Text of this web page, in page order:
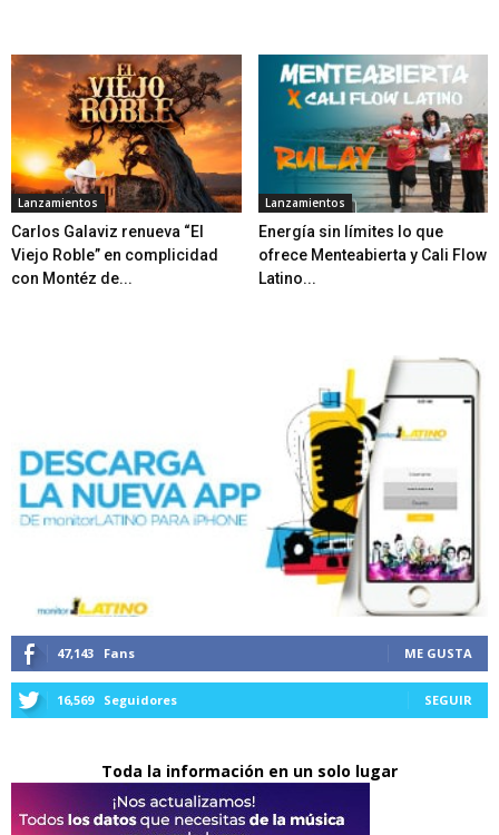
Lanzamientos
Carlos Galaviz renueva “El
Viejo Roble” en complicidad
con Montéz de...
Lanzamientos
Energía sin límites lo que
ofrece Menteabierta y Cali Flow
Latino...
47,143 Fans ME GUSTA
16,569 Seguidores SEGUIR
Toda la información en un solo lugar